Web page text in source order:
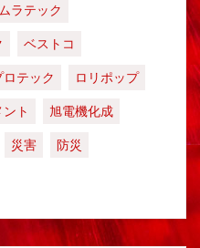
ラテック
ベストコ
テック ロリポップ
ト 旭電機化成
災害 防災